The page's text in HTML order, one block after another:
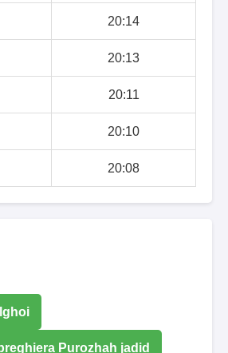
20:14
20:13
20:11
20:10
20:08
Purozhah jadid